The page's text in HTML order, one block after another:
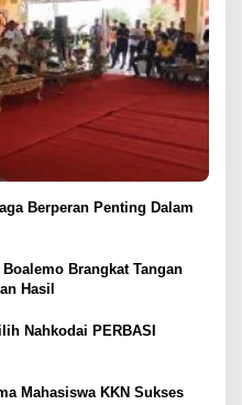
Berperan Penting Dalam
Brangkat Tangan
Hasil
Nahkodai PERBASI
Mahasiswa KKN Sukses